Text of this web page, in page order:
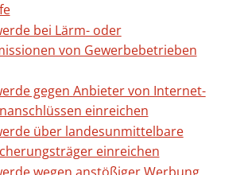
bei Lärm- oder
von Gewerbebetrieben
gegen Anbieter von Internet-
einreichen
über landesunmittelbare
einreichen